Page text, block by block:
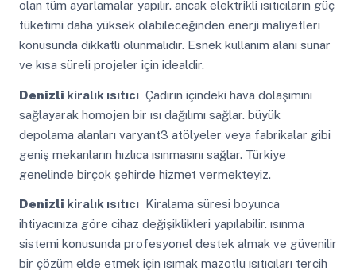
olan tüm ayarlamalar yapılır. ancak elektrikli ısıtıcıların güç
tüketimi daha yüksek olabileceğinden enerji maliyetleri
konusunda dikkatli olunmalıdır. Esnek kullanım alanı sunar
ve kısa süreli projeler için idealdir.
Denizli kiralık ısıtıcıÇadırın içindeki hava dolaşımını
sağlayarak homojen bir ısı dağılımı sağlar. büyük
depolama alanları varyant3 atölyeler veya fabrikalar gibi
geniş mekanların hızlıca ısınmasını sağlar. Türkiye
genelinde birçok şehirde hizmet vermekteyiz.
Denizli kiralık ısıtıcıKiralama süresi boyunca
ihtiyacınıza göre cihaz değişiklikleri yapılabilir. ısınma
sistemi konusunda profesyonel destek almak ve güvenilir
bir çözüm elde etmek için ısımak mazotlu ısıtıcıları tercih